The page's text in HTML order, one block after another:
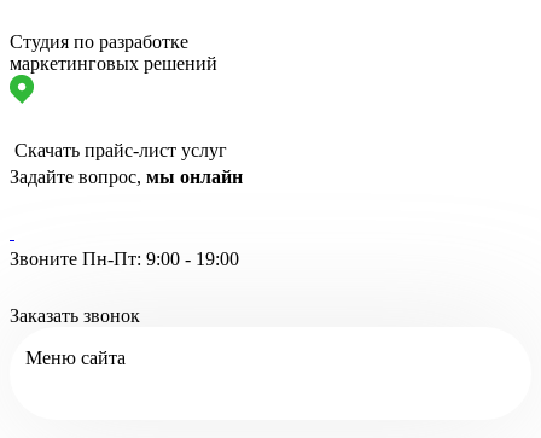
Студия по разработке
маркетинговых решений
Скачать прайс-лист услуг
Задайте вопрос, мы онлайн
Звоните Пн-Пт: 9:00 - 19:00
Заказать звонок
Меню сайта